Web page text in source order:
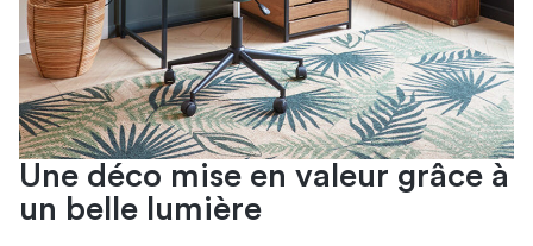
Une déco mise en valeur grâce à
un belle lumière